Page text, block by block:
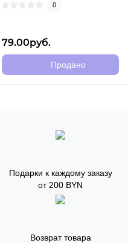
0
79.00руб.
Продано
Подарки к каждому заказу
от 200 BYN
Возврат товара